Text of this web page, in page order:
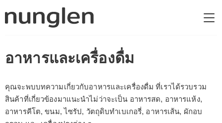
อาหารและเครื่องดื่ม
คุณจะพบบทความเกี่ยวกับอาหารและเครื่องดื่ม ที่เราได้รวบรวม
สินค้าที่เกี่ยวข้องมาแนะนำไม่ว่าจะเป็น อาหารสด, อาหารแห้ง,
อาหารคีโต, ขนม, ไซรัป, วัตถุดิบทำเบเกอรี่, อาหารเส้น, ผักอบ